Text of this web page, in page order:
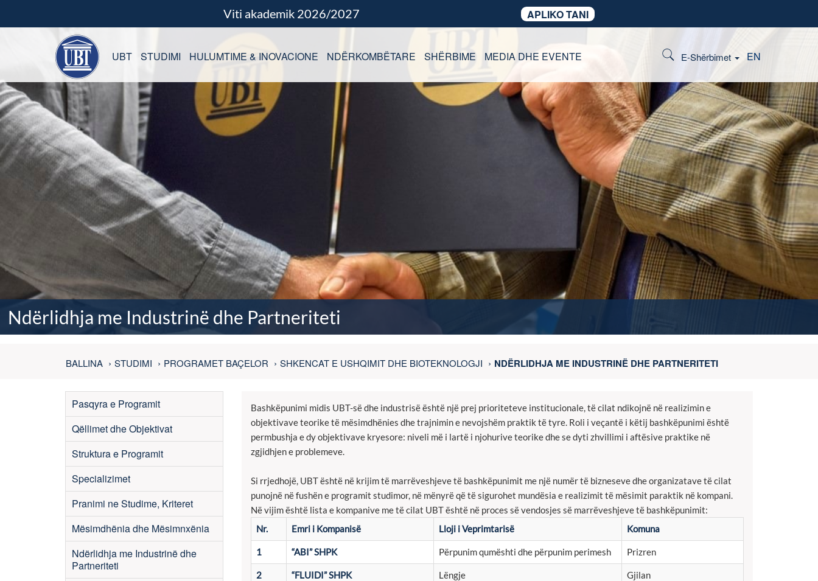
Viti akademik 2026/2027 APLIKO TANI
E-Shërbimet EN
UBT STUDIMI HULUMTIME & INOVACIONE NDËRKOMBËTARE SHËRBIME MEDIA DHE EVENTE
Ndërlidhja me Industrinë dhe Partneriteti
BALLINA STUDIMI PROGRAMET BAÇELOR SHKENCAT E USHQIMIT DHE BIOTEKNOLOGJI NDËRLIDHJA ME INDUSTRINË DHE PARTNERITETI
Pasqyra e Programit
Qëllimet dhe Objektivat
Struktura e Programit
Specializimet
Pranimi ne Studime, Kriteret
Mësimdhënia dhe Mësimnxënia
Ndërlidhja me Industrinë dhe
Partneriteti
Bashkëpunimi midis UBT-së dhe industrisë është një prej prioriteteve institucionale, të cilat ndikojnë në realizimin e
objektivave teorike të mësimdhënies dhe trajnimin e nevojshëm praktik të tyre. Roli i veçantë i këtij bashkëpunimi është
permbushja e dy objektivave kryesore: niveli më i lartë i njohurive teorike dhe se dyti zhvillimi i aftësive praktike në
zgjidhjen e problemeve.
Si rrjedhojë, UBT është në krijim të marrëveshjeve të bashkëpunimit me një numër të bizneseve dhe organizatave të cilat
punojnë në fushën e programit studimor, në mënyrë që të sigurohet mundësia e realizimit të mësimit paraktik në kompani.
Në vijim është lista e kompanive me të cilat UBT është në proces së vendosjes së marrëveshjeve të bashkëpunimit:
Nr.
Emri i Kompanisë Lloji i Veprimtarisë Komuna
1 “ABI” SHPK Përpunim qumështi dhe përpunim perimesh Prizren
2 “FLUIDI” SHPK Lëngje Gjilan